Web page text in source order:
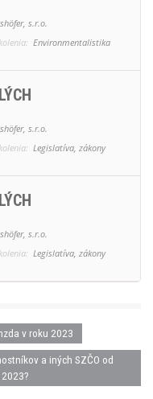
s.r.o.
Environmentalistika
s.r.o.
Legislatíva, zákony
s.r.o.
Legislatíva, zákony
v roku 2023
a iných SZČO od